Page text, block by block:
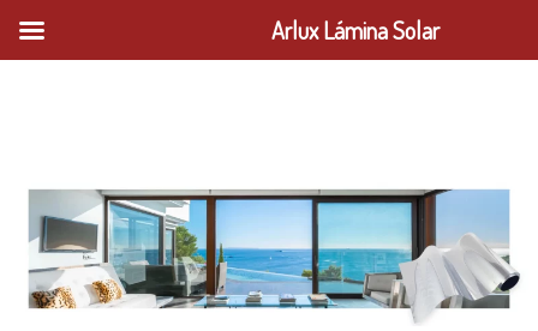
Arlux Lámina Solar